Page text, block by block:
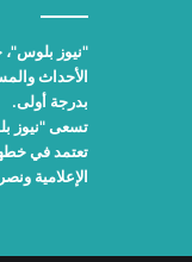
الأحداث
بدرجة أولى.
تسعى "نيوز
تعتمد في
الإعلامية